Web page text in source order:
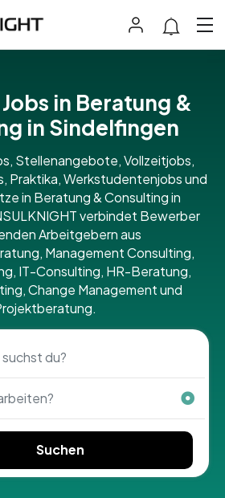
in Beratung &
in Sindelfingen
Stellenangebote, Vollzeitjobs,
Praktika, Werkstudentenjobs und
in Beratung & Consulting in
verbindet Bewerber
Arbeitgebern aus
Management Consulting,
IT-Consulting, HR-Beratung,
Change Management und
Suchen